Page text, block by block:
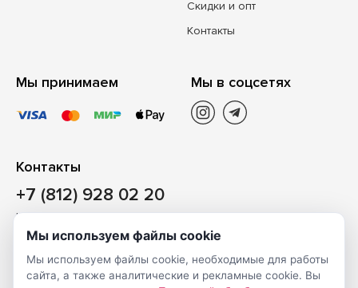
Скидки и опт
Контакты
Мы принимаем Мы в соцсетях
Контакты
+7 (812) 928 02 20
Наш магазин
Санкт-Петербург, ул. Ворошилова, д. 2, Литер «Р» (БЦ
«Сигнал»), 3 этаж, пом. 2
На карте
Мы используем файлы cookie
Мы используем файлы cookie, необходимые для работы
сайта, а также аналитические и рекламные cookie. Вы